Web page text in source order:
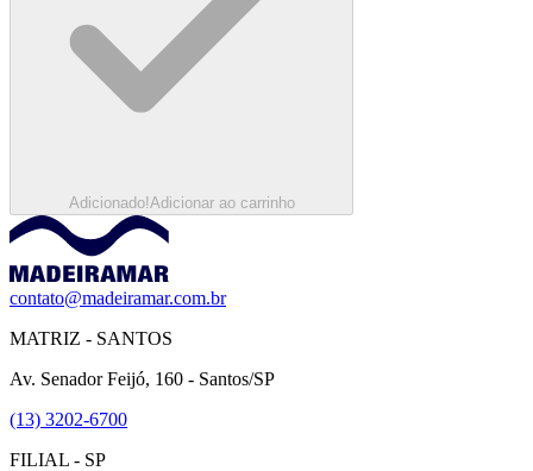
Adicionado!Adicionar ao carrinho
contato@madeiramar.com.br
MATRIZ - SANTOS
Av. Senador Feijó, 160 - Santos/SP
(13) 3202-6700
FILIAL - SP